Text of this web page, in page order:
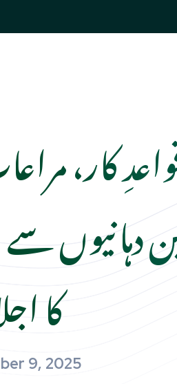
کار،
دہانیوں سے
کا
9, 2025